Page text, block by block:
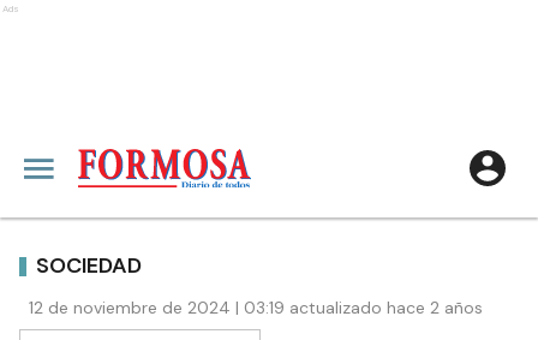
Ads
SOCIEDAD
12 de noviembre de 2024 | 03:19 actualizado hace 2 años